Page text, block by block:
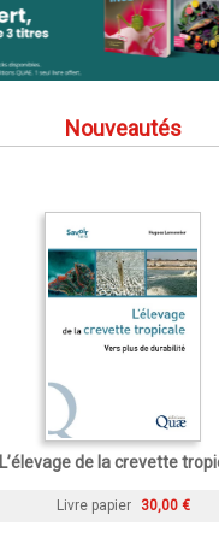
Nouveautés
L’élevage de la crevette
Livre papier 30,00 €